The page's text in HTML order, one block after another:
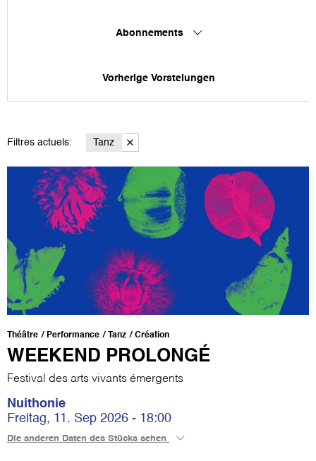
Abonnements
Vorherige Vorstelungen
Filtres actuels: Tanz
Théâtre Performance Tanz Création
WEEKEND PROLONGÉ
Festival des arts vivants émergents
Nuithonie
Freitag, 11. Sep 2026 - 18:00
Die anderen Daten des Stücks sehen